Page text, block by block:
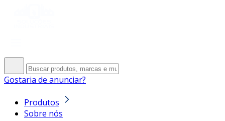
Gostaria de anunciar?
Produtos
Sobre nós